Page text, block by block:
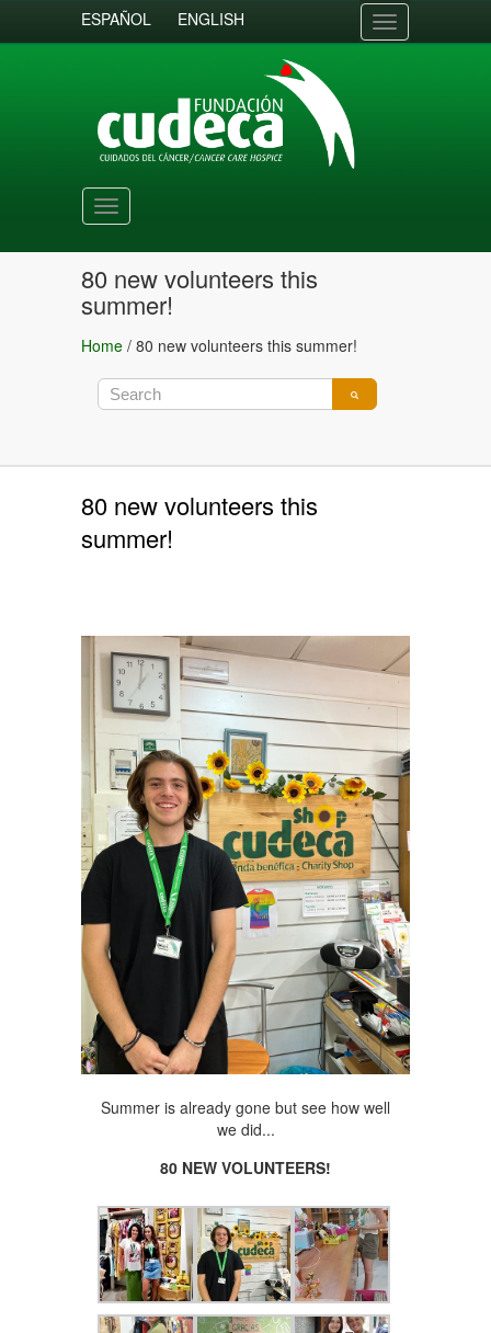
ESPAÑOL ENGLISH
Toggle
navigation
Toggle
navigation
80 new volunteers this
summer!
Home / 80 new volunteers this summer!
80 new volunteers this
summer!
Summer is already gone but see how well
we did...
80 NEW VOLUNTEERS!